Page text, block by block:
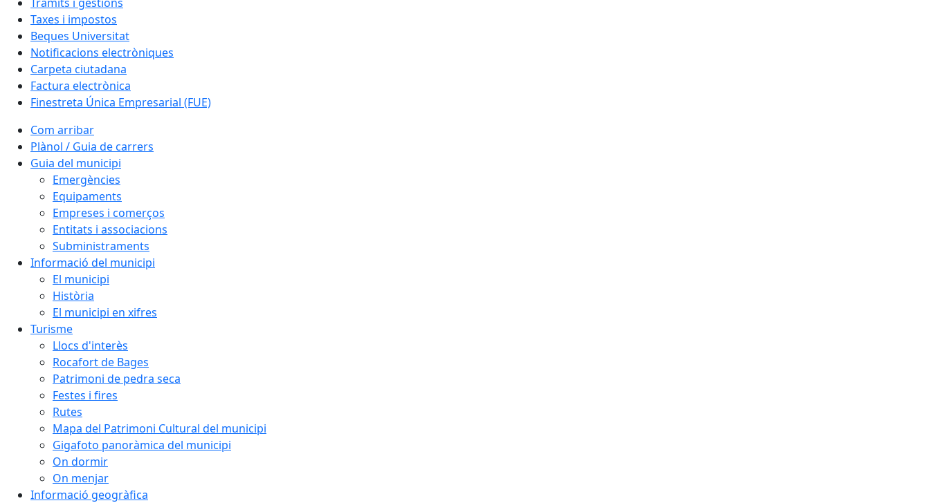
Taxes i impostos
Beques Universitat
Notificacions electròniques
Carpeta ciutadana
Factura electrònica
Finestreta Única Empresarial (FUE)
Com arribar
Plànol / Guia de carrers
Guia del municipi
Emergències
Equipaments
Empreses i comerços
Entitats i associacions
Subministraments
Informació del municipi
El municipi
Història
El municipi en xifres
Turisme
Llocs d'interès
Rocafort de Bages
Patrimoni de pedra seca
Festes i fires
Rutes
Mapa del Patrimoni Cultural del municipi
Gigafoto panoràmica del municipi
On dormir
On menjar
Informació geogràfica